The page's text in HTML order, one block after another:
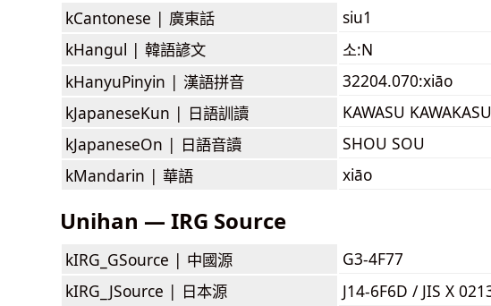
kCantonese | 廣東話
siu1
kHangul | 韓語諺文
소:N
kHanyuPinyin | 漢語拼音
32204.070:xiāo
kJapaneseKun | 日語訓讀
KAWASU
kJapaneseOn | 日語音讀
SHOU SOU
kMandarin | 華語 xiāo
Unihan — IRG Source
kIRG_GSource | 中國源
G3-4F77
kIRG_JSource | 日本源
J14-6F6D / JIS X